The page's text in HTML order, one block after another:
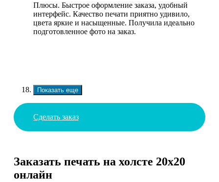
Плюсы. Быстрое оформление заказа, удобный
интерфейс. Качество печати приятно удивило,
цвета яркие и насыщенные. Получила идеально
подготовленное фото на заказ.
Показать еще
Сделать заказ
Заказать печать на холсте 20х20
онлайн